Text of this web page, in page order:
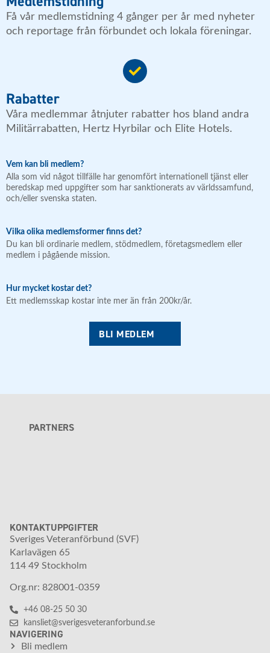
Få vår medlemstidning 4 gånger per år med nyheter
och reportage från förbundet och lokala föreningar.
Rabatter
Våra medlemmar åtnjuter rabatter hos bland andra
Militärrabatten, Hertz Hyrbilar och Elite Hotels.
Vem kan bli medlem?
Alla som vid något tillfälle har genomfört internationell tjänst eller
beredskap med uppgifter som har sanktionerats av världssamfund,
och/eller svenska staten.
Vilka olika medlemsformer finns det?
Du kan bli ordinarie medlem, stödmedlem, företagsmedlem eller
medlem i pågående mission.
Hur mycket kostar det?
Ett medlemsskap kostar inte mer än från 200kr/år.
BLI MEDLEM
PARTNERS
KONTAKTUPPGIFTER
Sveriges Veteranförbund (SVF)
Karlavägen 65
114 49 Stockholm
Org.nr: 828001-0359
+46 08-25 50 30
kansliet@sverigesveteranforbund.se
NAVIGERING
Bli medlem